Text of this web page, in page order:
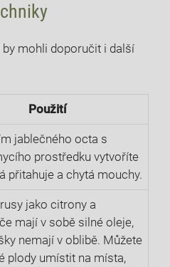
mohli doporučit i další
Použití
jablečného octa s
prostředku vytvoříte
přitahuje a chytá mouchy.
jako citrony a
mají v sobě silné oleje,
nemají v oblibě. Můžete
plody umístit na místa,